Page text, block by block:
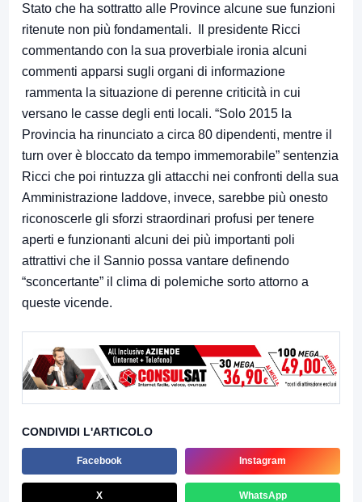
Stato che ha sottratto alle Province alcune sue funzioni
ritenute non più fondamentali. Il presidente Ricci
commentando con la sua proverbiale ironia alcuni
commenti apparsi sugli organi di informazione
rammenta la situazione di perenne criticità in cui
versano le casse degli enti locali. “Solo 2015 la
Provincia ha rinunciato a circa 80 dipendenti, mentre il
turn over è bloccato da tempo immemorabile” sentenzia
Ricci che poi rintuzza gli attacchi nei confronti della sua
Amministrazione laddove, invece, sarebbe più onesto
riconoscerle gli sforzi straordinari profusi per tenere
aperti e funzionanti alcuni dei più importanti poli
attrattivi che il Sannio possa vantare definendo
“sconcertante” il clima di polemiche sorto attorno a
queste vicende.
CONDIVIDI L'ARTICOLO
Facebook Instagram
X WhatsApp